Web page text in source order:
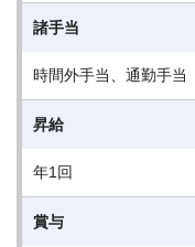
諸手当
時間外手当、通勤手当
昇給
年1回
賞与